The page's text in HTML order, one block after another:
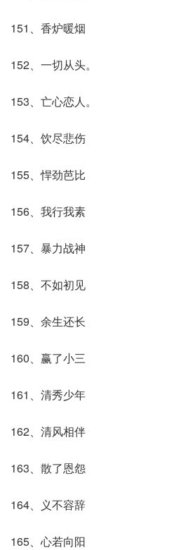
151、香炉暖烟
152、一切从头。
153、亡心恋人。
154、饮尽悲伤
155、悍劲芭比
156、我行我素
157、暴力战神
158、不如初见
159、余生还长
160、赢了小三
161、清秀少年
162、清风相伴
163、散了恩怨
164、义不容辞
165、心若向阳